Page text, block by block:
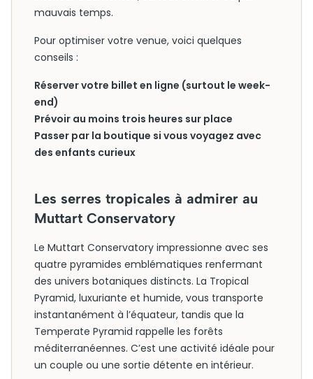
mauvais temps.
Pour optimiser votre venue, voici quelques
conseils :
Réserver votre billet en ligne (surtout le week-
end)
Prévoir au moins trois heures sur place
Passer par la boutique si vous voyagez avec
des enfants curieux
Les serres tropicales à admirer au
Muttart Conservatory
Le Muttart Conservatory impressionne avec ses
quatre pyramides emblématiques renfermant
des univers botaniques distincts. La Tropical
Pyramid, luxuriante et humide, vous transporte
instantanément à l’équateur, tandis que la
Temperate Pyramid rappelle les forêts
méditerranéennes. C’est une activité idéale pour
un couple ou une sortie détente en intérieur.